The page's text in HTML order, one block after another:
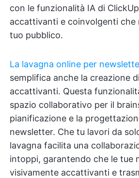
con le funzionalità IA di
accattivanti e coinvolgenti che
tuo pubblico.
La lavagna online per
semplifica anche la creazione
accattivanti. Questa
spazio collaborativo per il
pianificazione e la
newsletter. Che tu lavori da
lavagna facilita una
intoppi, garantendo che le tue
visivamente accattivanti e